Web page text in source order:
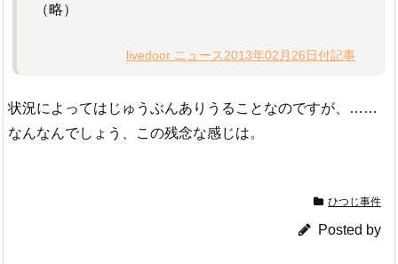
（略）
livedoor ニュース2013年02月26日付記事
状況によってはじゅうぶんありうることなのですが、……
なんなんでしょう、この残念な感じは。
ひつじ事件
Posted by